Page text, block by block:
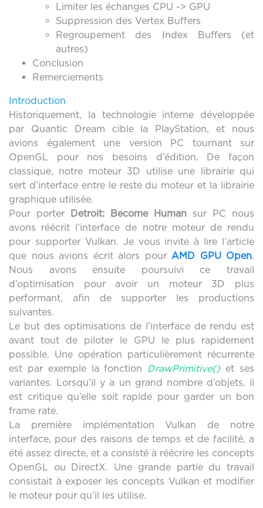
Limiter les échanges CPU -> GPU
Suppression des Vertex Buffers
Regroupement des Index Buffers (et
autres)
Conclusion
Remerciements
Introduction
Historiquement, la technologie interne développée
par Quantic Dream cible la PlayStation, et nous
avions également une version PC tournant sur
OpenGL pour nos besoins d’édition. De façon
classique, notre moteur 3D utilise une librairie qui
sert d’interface entre le reste du moteur et la librairie
graphique utilisée.
Pour porter
Detroit: Become Human sur PC nous
avons réécrit l’interface de notre moteur de rendu
pour supporter Vulkan. Je vous invite à lire l’article
que nous avions écrit alors pour AMD GPU Open.
Nous avons ensuite poursuivi ce travail
d’optimisation pour avoir un moteur 3D plus
performant, afin de supporter les productions
suivantes.
Le but des optimisations de l’interface de rendu est
avant tout de piloter le GPU le plus rapidement
possible. Une opération particulièrement récurrente
est par exemple la fonction DrawPrimitive()et ses
variantes. Lorsqu’il y a un grand nombre d’objets, il
est critique qu’elle soit rapide pour garder un bon
frame rate.
La première implémentation Vulkan de notre
interface, pour des raisons de temps et de facilité, a
été assez directe, et a consisté à réécrire les concepts
OpenGL ou DirectX. Une grande partie du travail
consistait à exposer les concepts Vulkan et modifier
le moteur pour qu’il les utilise.